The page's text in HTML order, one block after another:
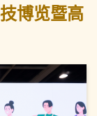
博览暨高